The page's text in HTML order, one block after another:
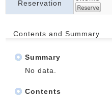
Reservation
Contents and Summary
Summary
No data.
Contents